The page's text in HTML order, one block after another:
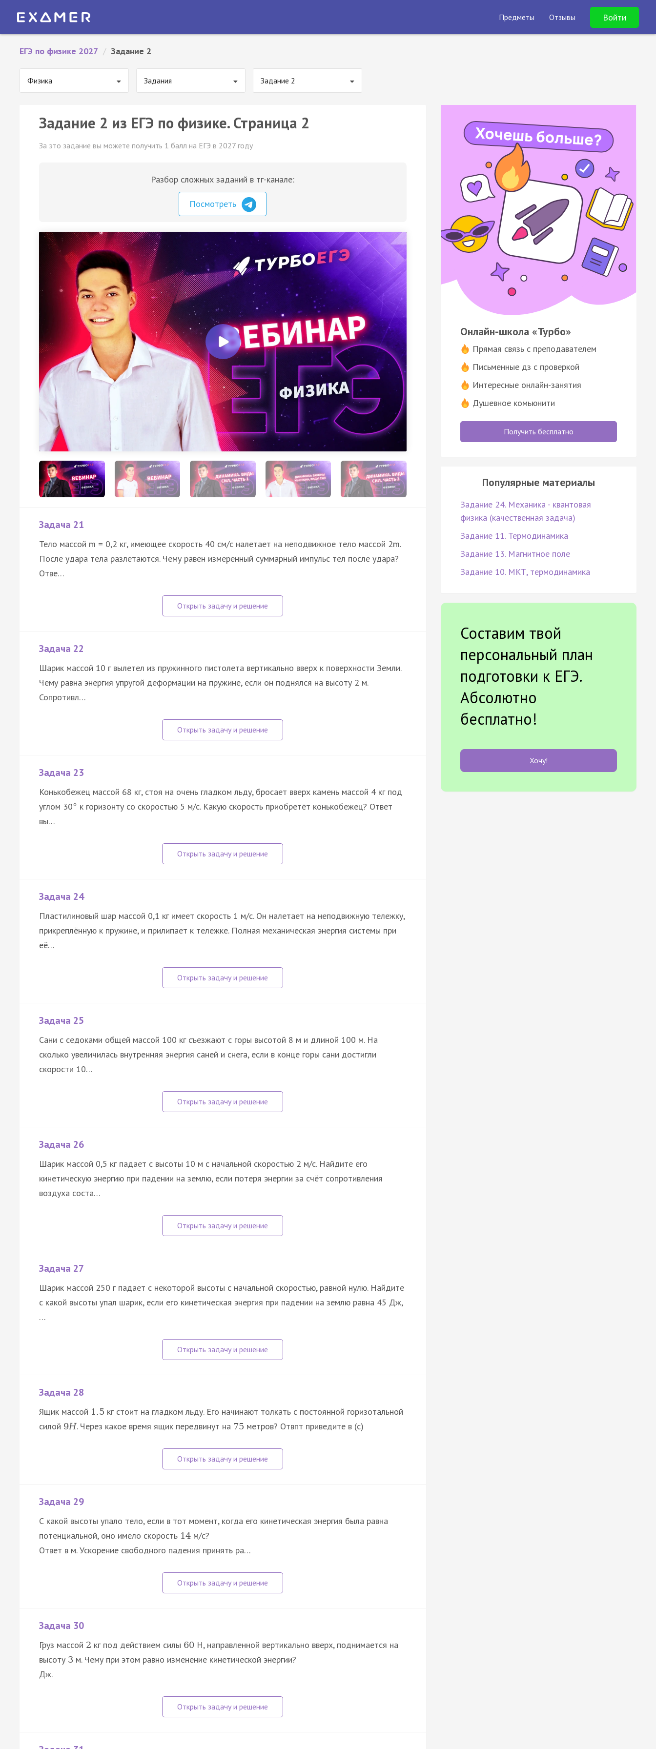
Предметы Отзывы Войти
ЕГЭ по физике 2027 / Задание 2
Физика Задания Задание 2
Задание 2 из ЕГЭ по физике. Страница 2
За это задание вы можете получить 1 балл на ЕГЭ в 2027 году
Разбор сложных заданий в тг-канале:
Посмотреть
Задача 21
Тело массой m = 0,2 кг, имеющее скорость 40 см/с налетает на неподвижное тело массой 2m.
После удара тела разлетаются. Чему равен измеренный суммарный импульс тел после удара?
Отве…
Задача 22
Шарик массой 10 г вылетел из пружинного пистолета вертикально вверх к поверхности Земли.
Чему равна энергия упругой деформации на пружине, если он поднялся на высоту 2 м.
Сопротивл…
Задача 23
Конькобежец массой 68 кг, стоя на очень гладком льду, бросает вверх камень массой 4 кг под
углом 30° к горизонту со скоростью 5 м/с. Какую скорость приобретёт конькобежец? Ответ
вы…
Задача 24
Пластилиновый шар массой 0,1 кг имеет скорость 1 м/с. Он налетает на неподвижную тележку,
прикреплённую к пружине, и прилипает к тележке. Полная механическая энергия системы при
её…
Задача 25
Сани с седоками общей массой 100 кг съезжают с горы высотой 8 м и длиной 100 м. На
сколько увеличилась внутренняя энергия саней и снега, если в конце горы сани достигли
скорости 10…
Задача 26
Шарик массой 0,5 кг падает с высоты 10 м с начальной скоростью 2 м/с. Найдите его
кинетическую энергию при падении на землю, если потеря энергии за счёт сопротивления
воздуха соста…
Задача 27
Шарик массой 250 г падает с некоторой высоты с начальной скоростью, равной нулю. Найдите
с какой высоты упал шарик, если его кинетическая энергия при падении на землю равна 45 Дж,
…
Задача 28
Ящик массой 1.5 кг стоит на гладком льду. Его начинают толкать с постоянной горизотальной
силой 9Н. Через какое время ящик передвинут на 75 метров? Отвпт приведите в (с)
Задача 29
С какой высоты упало тело, если в тот момент, когда его кинетическая энергия была равна
потенциальной, оно имело скорость 14 м/с?
Ответ в м. Ускорение свободного падения принять ра…
Задача 30
Груз массой 2 кг под действием силы 60 Н, направленной вертикально вверх, поднимается на
высоту 3 м. Чему при этом равно изменение кинетической энергии?
Дж.
Онлайн-школа «Турбо»
Прямая связь с преподавателем
Письменные дз с проверкой
Интересные онлайн-занятия
Душевное комьюнити
Получить бесплатно
Популярные материалы
Задание 24. Механика - квантовая
физика (качественная задача)
Задание 11. Термодинамика
Задание 13. Магнитное поле
Задание 10. МКТ, термодинамика
Составим твой
персональный план
подготовки к ЕГЭ.
Абсолютно
бесплатно!
Хочу!